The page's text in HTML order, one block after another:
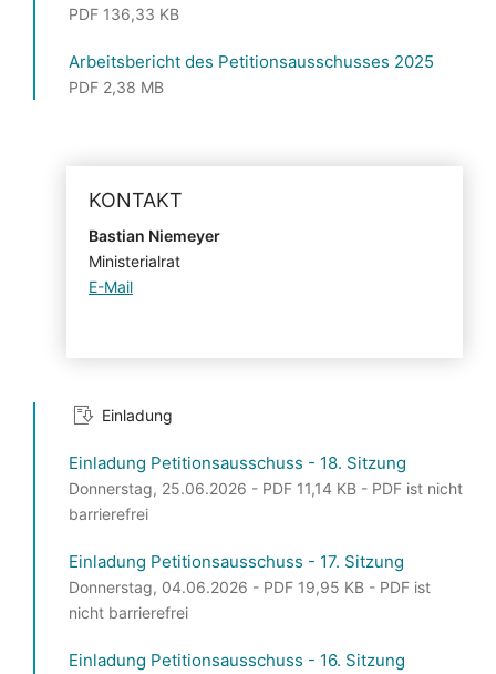
PDF 136,33 KB
Arbeitsbericht des Petitionsausschusses 2025
PDF 2,38 MB
KONTAKT
Bastian Niemeyer
Ministerialrat
E-Mail
Einladung
Einladung Petitionsausschuss - 18. Sitzung
Donnerstag, 25.06.2026 - PDF 11,14 KB - PDF ist nicht
barrierefrei
Einladung Petitionsausschuss - 17. Sitzung
Donnerstag, 04.06.2026 - PDF 19,95 KB - PDF ist
nicht barrierefrei
Einladung Petitionsausschuss - 16. Sitzung